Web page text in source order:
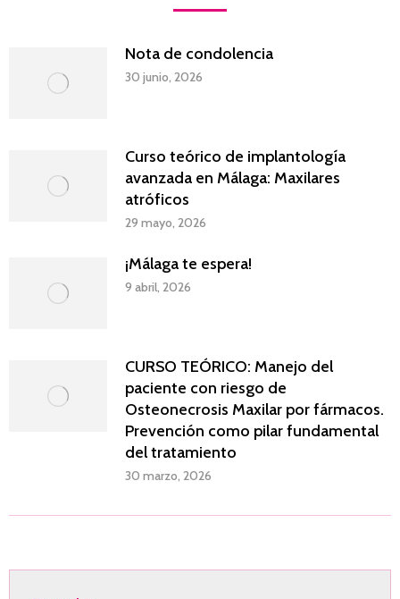
Nota de condolencia
30 junio, 2026
Curso teórico de implantología
avanzada en Málaga: Maxilares
atróficos
29 mayo, 2026
¡Málaga te espera!
9 abril, 2026
CURSO TEÓRICO: Manejo del
paciente con riesgo de
Osteonecrosis Maxilar por fármacos.
Prevención como pilar fundamental
del tratamiento
30 marzo, 2026